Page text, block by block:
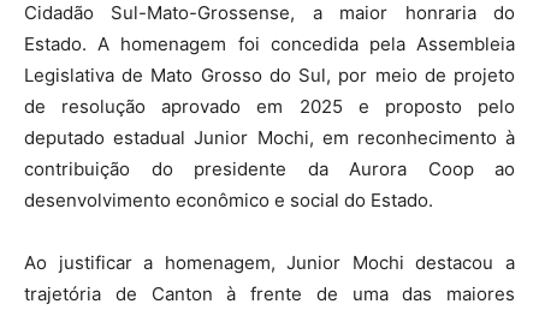
Cidadão Sul-Mato-Grossense, a maior honraria do
Estado. A homenagem foi concedida pela Assembleia
Legislativa de Mato Grosso do Sul, por meio de projeto
de resolução aprovado em 2025 e proposto pelo
deputado estadual Junior Mochi, em reconhecimento à
contribuição do presidente da Aurora Coop ao
desenvolvimento econômico e social do Estado.
Ao justificar a homenagem, Junior Mochi destacou a
trajetória de Canton à frente de uma das maiores